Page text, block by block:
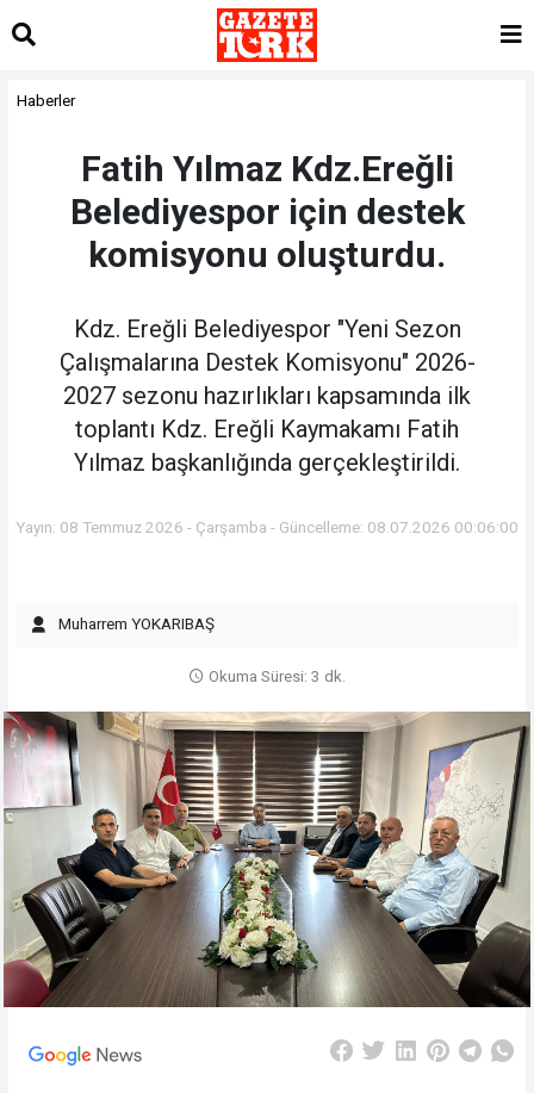
Haberler
Fatih Yılmaz Kdz.Ereğli
Belediyespor için destek
komisyonu oluşturdu.
Kdz. Ereğli Belediyespor "Yeni Sezon
Çalışmalarına Destek Komisyonu" 2026-
2027 sezonu hazırlıkları kapsamında ilk
toplantı Kdz. Ereğli Kaymakamı Fatih
Yılmaz başkanlığında gerçekleştirildi.
Yayın: 08 Temmuz 2026 - Çarşamba - Güncelleme: 08.07.2026 00:06:00
Muharrem YOKARIBAŞ
Okuma Süresi: 3 dk.